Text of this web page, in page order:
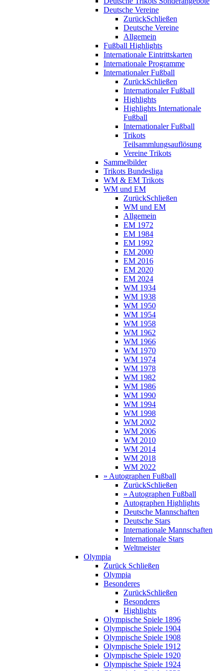
Deutsche Vereine
ZurückSchließen
Deutsche Vereine
Allgemein
Fußball Highlights
Internationale Eintrittskarten
Internationale Programme
Internationaler Fußball
ZurückSchließen
Internationaler Fußball
Highlights
Highlights Internationale
Fußball
Internationaler Fußball
Trikots
Teilsammlungsauflösung
Vereine Trikots
Sammelbilder
Trikots Bundesliga
WM & EM Trikots
WM und EM
ZurückSchließen
WM und EM
Allgemein
EM 1972
EM 1984
EM 1992
EM 2000
EM 2016
EM 2020
EM 2024
WM 1934
WM 1938
WM 1950
WM 1954
WM 1958
WM 1962
WM 1966
WM 1970
WM 1974
WM 1978
WM 1982
WM 1986
WM 1990
WM 1994
WM 1998
WM 2002
WM 2006
WM 2010
WM 2014
WM 2018
WM 2022
» Autographen Fußball
ZurückSchließen
» Autographen Fußball
Autographen Highlights
Deutsche Mannschaften
Deutsche Stars
Internationale Mannschaften
Internationale Stars
Weltmeister
Olympia
Zurück Schließen
Olympia
Besonderes
ZurückSchließen
Besonderes
Highlights
Olympische Spiele 1896
Olympische Spiele 1904
Olympische Spiele 1908
Olympische Spiele 1912
Olympische Spiele 1920
Olympische Spiele 1924